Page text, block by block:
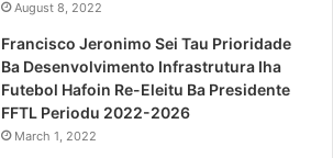
August 8, 2022
Francisco Jeronimo Sei Tau Prioridade
Ba Desenvolvimento Infrastrutura Iha
Futebol Hafoin Re-Eleitu Ba Presidente
FFTL Periodu 2022-2026
March 1, 2022